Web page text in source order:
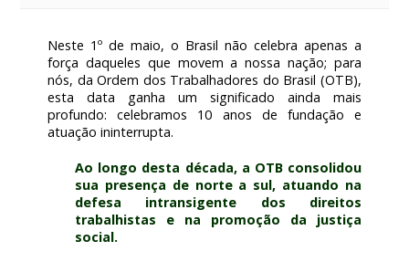
Neste 1º de maio, o Brasil não celebra apenas a
força daqueles que movem a nossa nação; para
nós, da Ordem dos Trabalhadores do Brasil (OTB),
esta data ganha um significado ainda mais
profundo: celebramos 10 anos de fundação e
atuação ininterrupta.
Ao longo desta década, a OTB consolidou
sua presença de norte a sul, atuando na
defesa intransigente dos direitos
trabalhistas e na promoção da justiça
social.